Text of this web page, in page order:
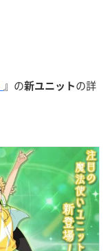
』の新ユニット の詳